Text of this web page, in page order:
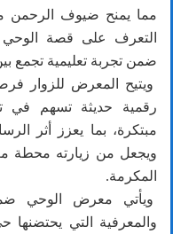
مما يمنح ضيوف الرحمن
التعرف على قصة الوحي
ضمن تجربة تعليمية تجمع
ويتيح المعرض للزوار
رقمية حديثة تسهم في
مبتكرة، بما يعزز أثر
ويجعل من زيارته محطة
المكرمة.
ويأتي معرض الوحي
والمعرفية التي يحتضنها